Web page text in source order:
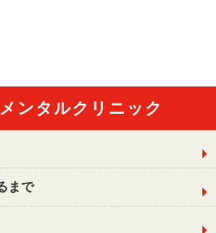
ンタルクリニック
まで